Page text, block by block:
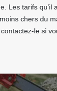
Les tarifs qu’il
chers du
le si